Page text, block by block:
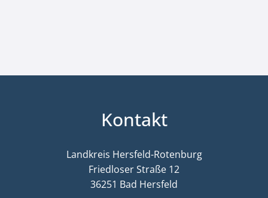
Kontakt
Landkreis Hersfeld-Rotenburg
Friedloser Straße 12
36251 Bad Hersfeld